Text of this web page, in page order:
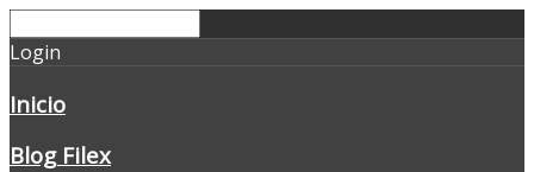
Login
Inicio
Blog Filex